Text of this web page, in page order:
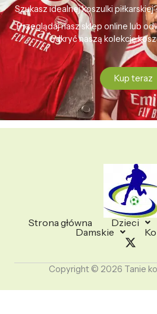
Szukasz idealnej koszulki
Przeglądaj nasz sklep online lub
odkryć naszą kolekcję
Kup teraz
Strona główna Dzieci
Damskie
Copyright © 2026 Tanie